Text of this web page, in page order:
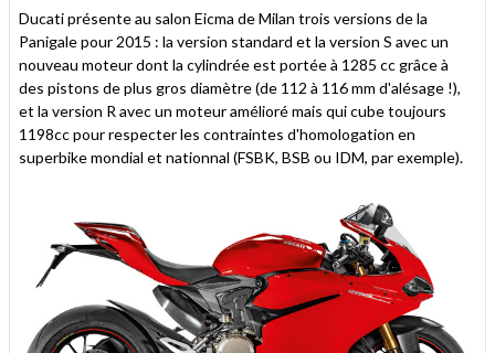
un
ami
Ducati présente au salon Eicma de Milan trois versions de la
Panigale pour 2015 : la version standard et la version S avec un
nouveau moteur dont la cylindrée est portée à 1285 cc grâce à
des pistons de plus gros diamètre (de 112 à 116 mm d'alésage !),
et la version R avec un moteur amélioré mais qui cube toujours
1198cc pour respecter les contraintes d'homologation en
superbike mondial et nationnal (FSBK, BSB ou IDM, par exemple).